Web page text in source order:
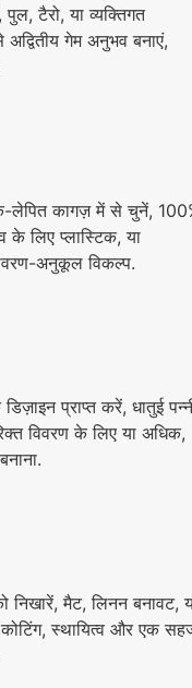
टैरो, या व्यक्तिगत
गेम अनुभव बनाएं,
लेपित कागज़ में से चुनें,
लिए प्लास्टिक, या
अनुकूल विकल्प.
प्राप्त करें, धातुई
विवरण के लिए या अधिक,
मैट, लिनन बनावट,
स्थायित्व और एक